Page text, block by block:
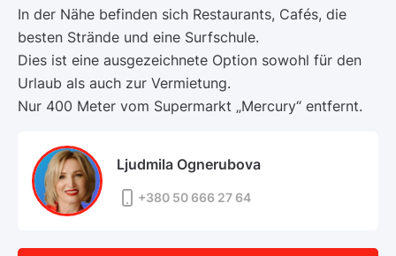
In der Nähe befinden sich Restaurants, Cafés, die
besten Strände und eine Surfschule.
Dies ist eine ausgezeichnete Option sowohl für den
Urlaub als auch zur Vermietung.
Nur 400 Meter vom Supermarkt „Mercury“ entfernt.
Ljudmila Ognerubova
+380 50 666 27 64